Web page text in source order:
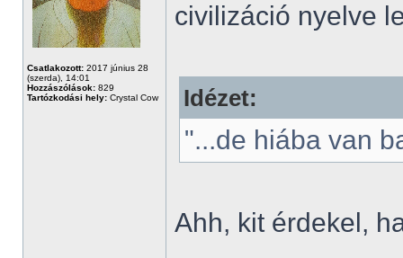
Csatlakozott: 2017 június 28
(szerda), 14:01
Hozzászólások: 829
Tartózkodási hely: Crystal Cow
civilizáció nyelve
Idézet:
"...de hiába van
Ahh, kit érdekel,